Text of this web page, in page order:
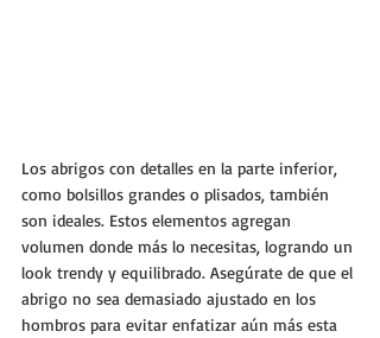
Los abrigos con detalles en la parte inferior,
como bolsillos grandes o plisados, también
son ideales. Estos elementos agregan
volumen donde más lo necesitas, logrando un
look trendy y equilibrado. Asegúrate de que el
abrigo no sea demasiado ajustado en los
hombros para evitar enfatizar aún más esta